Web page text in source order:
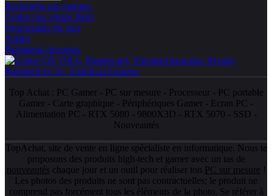
Recherche par marque
Toutes nos ventes flash
Nouveautés du jour
Soldes
Paiements sécurisés
Top Achat : PC Gamer- PC sur mesure - Processeur- PC portable
Gamer - Carte graphique - Périphériques Gamer - Ecran PC -
Alimentation PC - RTX 5080 - 9800X3D - RTX 5070 - SSD -
Nouveautés
TopAchat, site de vente en ligne spécialiste en informatique. Nous te
proposons des produits high-tech et gamer avec un tas de
nouveautés chaque jour et un outil pour réaliser ton PC sur mesure !
Les photos des produits ne sont pas contractuelles; le produit ne
comprend pas forcément tous les éléments de la photo. Se référer à